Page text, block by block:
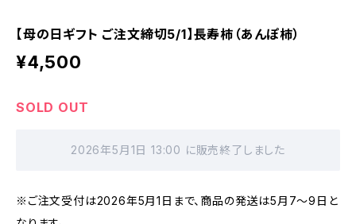
【母の日ギフト ご注文締切5/1】長寿柿（あんぽ柿）
¥4,500
SOLD OUT
2026年5月1日 13:00 に販売終了しました
※ご注文受付は2026年5月1日まで、商品の発送は5月7～9日と